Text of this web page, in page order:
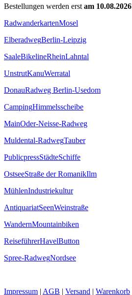
Bestellungen werden erst am 10.08.2026
RadwanderkartenMosel
ElberadwegBerlin-Leipzig
SaaleBikelineRheinLahntal
UnstrutKanuWerratal
DonauRadweg Berlin-Usedom
CampingHimmelsscheibe
MainOder-Neisse-Radweg
Muldental-RadwegTauber
PublicpressStädteSchiffe
OstseeStraße der RomanikIlm
MühlenIndustriekultur
AntiquariatSeenWeinstraße
WandernMountainbiken
ReiseführerHavelButton
Spree-RadwegNordsee
Impressum | AGB | Versand | Warenkorb